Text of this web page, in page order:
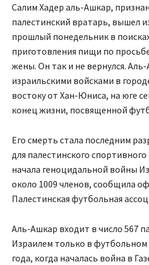
Салим Хадер аль-Ашкар,
палестинский вратарь, вышел
прошлый понедельник в поисках
приготовления пищи по
жены. Он так и не вернулся.
израильскими войсками в
востоку от Хан-Юниса, на юге
конец жизни, посвященной
Его смерть стала последним
для палестинского
начала геноцидальной войны
около 1009 членов, сообщила
Палестинская футбольная
Аль-Ашкар входит в число 567
Израилем только в футбольном
года, когда началась война в